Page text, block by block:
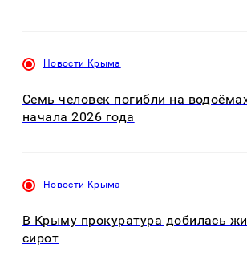
Новости Крыма
Семь человек погибли на
начала 2026 года
Новости Крыма
В Крыму прокуратура добилась
сирот